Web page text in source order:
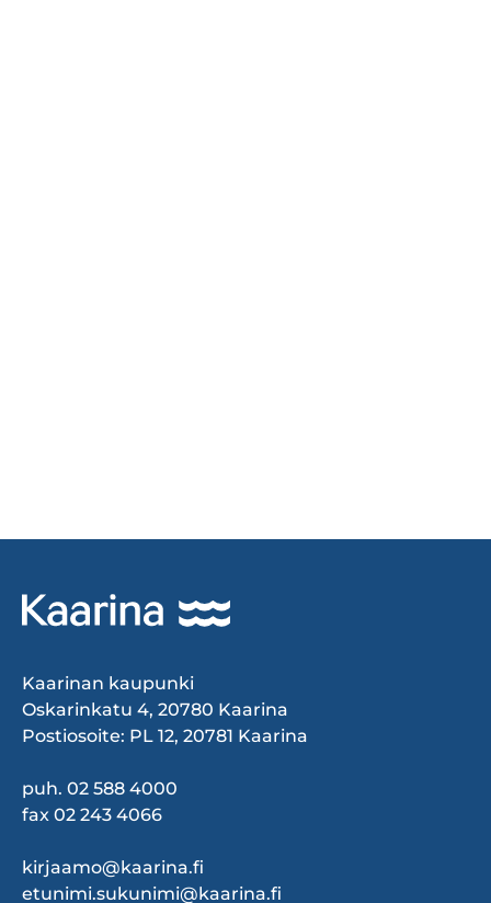
Kaarinan kaupunki
Oskarinkatu 4, 20780 Kaarina
Postiosoite: PL 12, 20781 Kaarina
puh. 02 588 4000
fax 02 243 4066
kirjaamo@kaarina.fi
etunimi.sukunimi@kaarina.fi